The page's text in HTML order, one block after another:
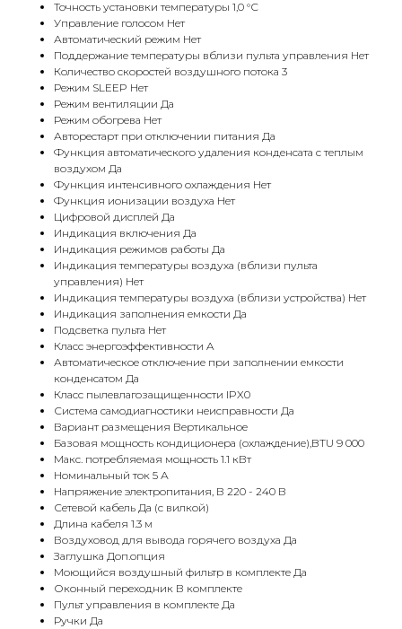
Точность установки температуры 1,0 °С
Управление голосом Нет
Автоматический режим Нет
Поддержание температуры вблизи пульта управления Нет
Количество скоростей воздушного потока 3
Режим SLEEP Нет
Режим вентиляции Да
Режим обогрева Нет
Авторестарт при отключении питания Да
Функция автоматического удаления конденсата с теплым
воздухом Да
Функция интенсивного охлаждения Нет
Функция ионизации воздуха Нет
Цифровой дисплей Да
Индикация включения Да
Индикация режимов работы Да
Индикация температуры воздуха (вблизи пульта
управления) Нет
Индикация температуры воздуха (вблизи устройства) Нет
Индикация заполнения емкости Да
Подсветка пульта Нет
Класс энергоэффективности A
Автоматическое отключение при заполнении емкости
конденсатом Да
Класс пылевлагозащищенности IPX0
Система самодиагностики неисправности Да
Вариант размещения Вертикальное
Базовая мощность кондиционера (охлаждение),BTU 9 000
Макс. потребляемая мощность 1.1 кВт
Номинальный ток 5 А
Напряжение электропитания, В 220 - 240 В
Сетевой кабель Да (с вилкой)
Длина кабеля 1.3 м
Воздуховод для вывода горячего воздуха Да
Заглушка Доп.опция
Моющийся воздушный фильтр в комплекте Да
Оконный переходник В комплекте
Пульт управления в комплекте Да
Ручки Да